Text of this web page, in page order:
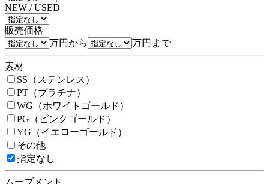
NEW / USED
販売価格
万円から
万円まで
素材
SS（ステンレス）
PT（プラチナ）
WG（ホワイトゴールド）
PG（ピンクゴールド）
YG（イエローゴールド）
その他
指定なし
ムーブメント